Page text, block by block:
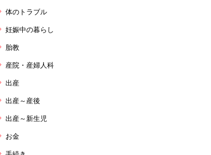
体のトラブル
妊娠中の暮らし
胎教
産院・産婦人科
出産
出産～産後
出産～新生児
お金